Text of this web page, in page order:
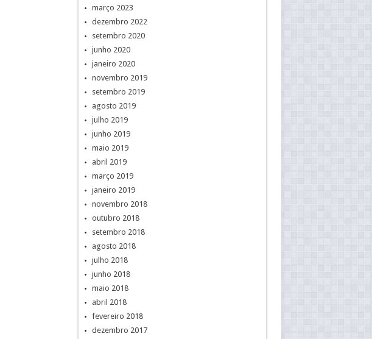
março 2023
dezembro 2022
setembro 2020
junho 2020
janeiro 2020
novembro 2019
setembro 2019
agosto 2019
julho 2019
junho 2019
maio 2019
abril 2019
março 2019
janeiro 2019
novembro 2018
outubro 2018
setembro 2018
agosto 2018
julho 2018
junho 2018
maio 2018
abril 2018
fevereiro 2018
dezembro 2017